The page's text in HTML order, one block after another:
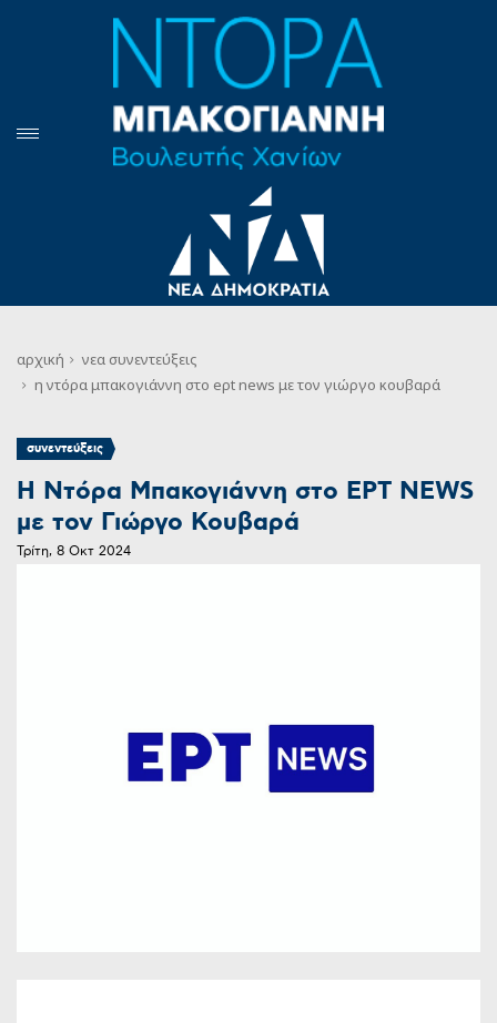
αρχική νεα συνεντεύξεις
η ντόρα μπακογιάννη στο eρt news με τον γιώργο κουβαρά
συνεντεύξεις
Η Ντόρα Μπακογιάννη στο EΡT NEWS
με τον Γιώργο Κουβαρά
Τρίτη, 8 Οκτ 2024